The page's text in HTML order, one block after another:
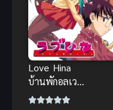
Love Hina
บ้านพักอลเวง
Love Hina